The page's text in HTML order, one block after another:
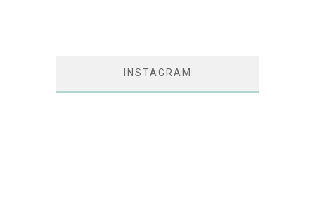
INSTAGRAM